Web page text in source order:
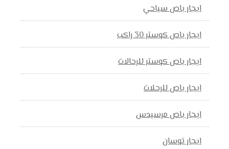
ايجار باص سياحي
ايجار باص كوستر 30 راكب
ايجار باص كوستر للرحالات
ايجار باص للرحلات
ايجار باص مرسيدس
ايجار توسان